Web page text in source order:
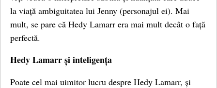
la viață ambiguitatea lui Jenny (personajul ei). Mai
mult, se pare că Hedy Lamarr era mai mult decât o față
perfectă.
Hedy Lamarr și inteligența
Poate cel mai uimitor lucru despre Hedy Lamarr, și